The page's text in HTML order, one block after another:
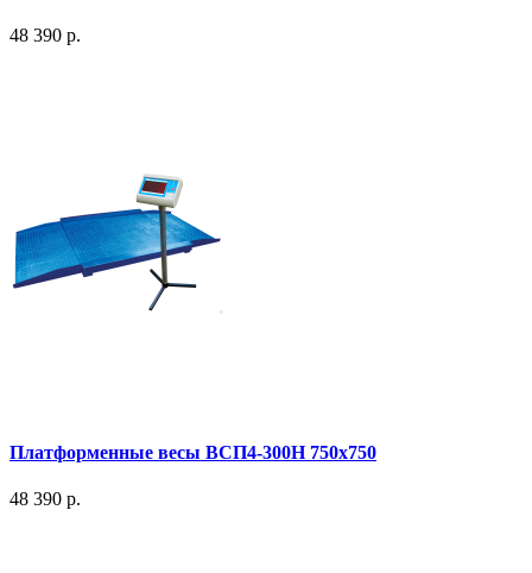
48 390 р.
Платформенные весы ВСП4-300Н 750x750
48 390 р.